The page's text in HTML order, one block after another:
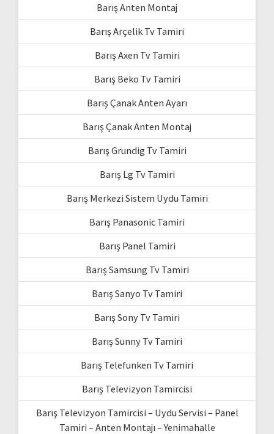
Barış Anten Montaj
Barış Arçelik Tv Tamiri
Barış Axen Tv Tamiri
Barış Beko Tv Tamiri
Barış Çanak Anten Ayarı
Barış Çanak Anten Montaj
Barış Grundig Tv Tamiri
Barış Lg Tv Tamiri
Barış Merkezi Sistem Uydu Tamiri
Barış Panasonic Tamiri
Barış Panel Tamiri
Barış Samsung Tv Tamiri
Barış Sanyo Tv Tamiri
Barış Sony Tv Tamiri
Barış Sunny Tv Tamiri
Barış Telefunken Tv Tamiri
Barış Televizyon Tamircisi
Barış Televizyon Tamircisi – Uydu Servisi – Panel
Tamiri – Anten Montajı – Yenimahalle